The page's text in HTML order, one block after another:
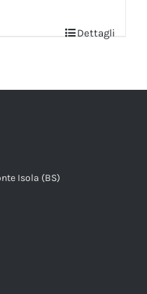
Dettagli
Isola (BS)